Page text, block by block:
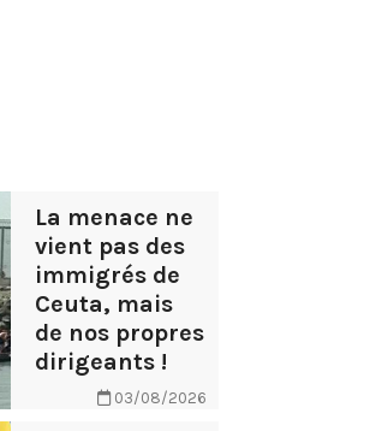
La menace ne
vient pas des
immigrés de
Ceuta, mais
de nos propres
dirigeants !
03/08/2026